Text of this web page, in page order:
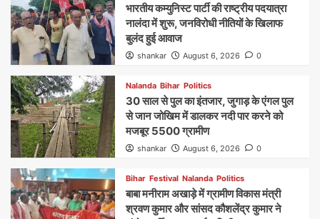
भारतीय कम्युनिस्ट पार्टी की राष्ट्रीय पदयात्रा
नालंदा में शुरू, जनविरोधी नीतियों के खिलाफ
बुलंद हुई आवाज
shankar August 6, 2026 0
Nalanda Bihar Politics
30 साल से पुल का इंतजार, जुगाड़ के एंगल पुल
से जान जोखिम में डालकर नदी पार करने को
मजबूर 5500 ग्रामीण
shankar August 6, 2026 0
Bihar Festival Nalanda Politics
बाबा मनीराम अखाड़े में ग्रामीण विकास मंत्री
श्रवण कुमार और सांसद कौशलेंद्र कुमार ने